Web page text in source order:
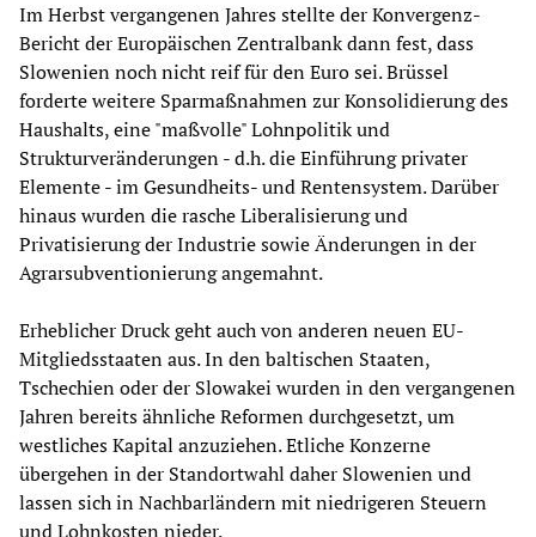
Im Herbst vergangenen Jahres stellte der Konvergenz-
Bericht der Europäischen Zentralbank dann fest, dass
Slowenien noch nicht reif für den Euro sei. Brüssel
forderte weitere Sparmaßnahmen zur Konsolidierung des
Haushalts, eine "maßvolle" Lohnpolitik und
Strukturveränderungen - d.h. die Einführung privater
Elemente - im Gesundheits- und Rentensystem. Darüber
hinaus wurden die rasche Liberalisierung und
Privatisierung der Industrie sowie Änderungen in der
Agrarsubventionierung angemahnt.
Erheblicher Druck geht auch von anderen neuen EU-
Mitgliedsstaaten aus. In den baltischen Staaten,
Tschechien oder der Slowakei wurden in den vergangenen
Jahren bereits ähnliche Reformen durchgesetzt, um
westliches Kapital anzuziehen. Etliche Konzerne
übergehen in der Standortwahl daher Slowenien und
lassen sich in Nachbarländern mit niedrigeren Steuern
und Lohnkosten nieder.